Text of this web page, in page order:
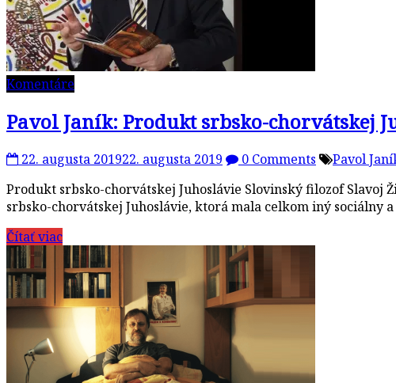
Komentáre
Pavol Janík: Produkt srbsko-chorvátskej
22. augusta 201922. augusta 2019 0 Comments Pavol
Produkt srbsko-chorvátskej Juhoslávie Slovinský filozof
srbsko-chorvátskej Juhoslávie, ktorá mala celkom iný sociálny
Čítať viac